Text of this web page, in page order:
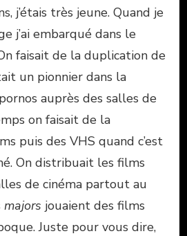
j’étais très jeune. Quand je
j’ai embarqué dans le
faisait de la duplication de
un pionnier dans la
auprès des salles de
on faisait de la
puis des VHS quand c’est
On distribuait les films
de cinéma partout au
majors jouaient des films
Juste pour vous dire,